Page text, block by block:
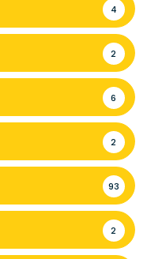
4
2
6
2
93
2